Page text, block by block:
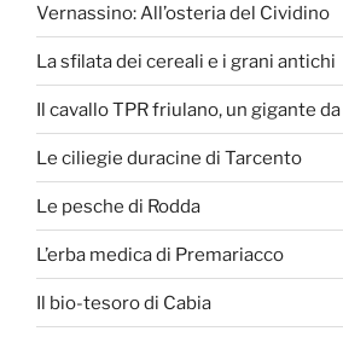
Vernassino: All’osteria del Cividino
La sfilata dei cereali e i grani antichi
Il cavallo TPR friulano, un gigante
Le ciliegie duracine di Tarcento
Le pesche di Rodda
L’erba medica di Premariacco
Il bio-tesoro di Cabia